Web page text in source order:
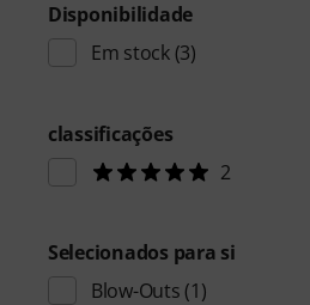
Disponibilidade
Em stock(3)
classificações
2
Selecionados para si
Blow-Outs (1)